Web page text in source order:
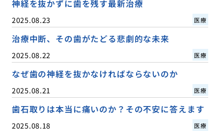
神経を抜かずに歯を残す最新治療
2025.08.23 医療
治療中断、その歯がたどる悲劇的な未来
2025.08.22 医療
なぜ歯の神経を抜かなければならないのか
2025.08.21 医療
歯石取りは本当に痛いのか？その不安に答えます
2025.08.18 医療